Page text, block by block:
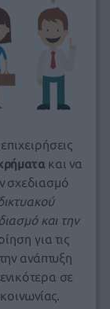
επιχειρήσεις
και να
σχεδιασμό
και την
για τις
ανάπτυξη
σε